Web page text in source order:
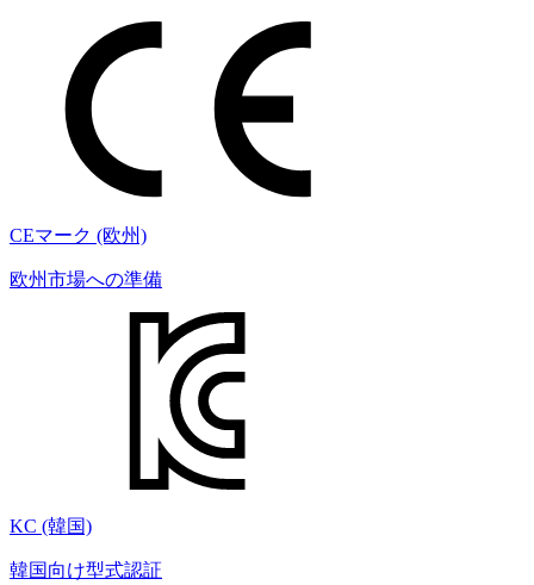
CEマーク (欧州)
欧州市場への準備
KC (韓国)
韓国向け型式認証